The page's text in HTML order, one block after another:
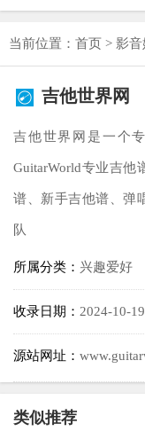
当前位置： 首页 > 影音
吉他世界网
吉他世界网是一个
GuitarWorld专业吉他
谱、新手吉他谱、弹
队
所属分类： 兴趣爱好
收录日期： 2024-10-
源站网址：
类似推荐